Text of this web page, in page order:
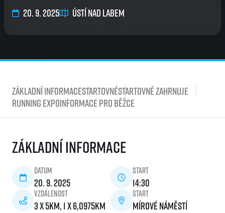
20. 9. 2025 Ústí nad Labem
Základní informaceStartovnéStartovné zahrnuje
Running ExpoInformace pro běžce
Základní informace
Datum
20. 9. 2025
Start
14:30
Vzdálenost
3 x 5km, 1 x 6,0975km
Start
Mírové náměstí